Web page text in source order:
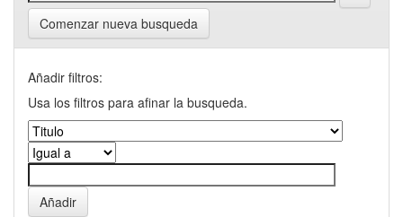
Comenzar nueva busqueda
Añadir filtros:
Usa los filtros para afinar la busqueda.